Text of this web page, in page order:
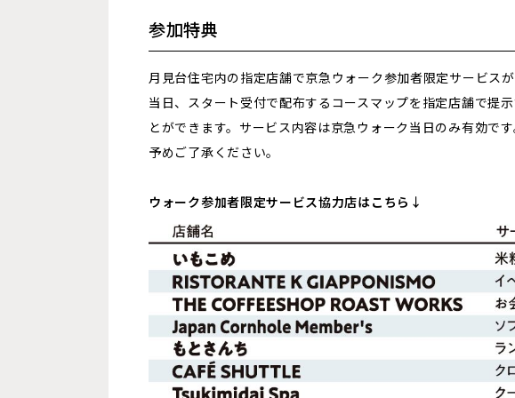
参加特典
月見台住宅内の指定店舗で京急ウォーク参加者限定サービスが
当日、スタート受付で配布するコースマップを指定店舗で提
とができます。サービス内容は京急ウォーク当日のみ有効で
予めご了承ください。
ウォーク参加者限定サービス協力店はこちら↓